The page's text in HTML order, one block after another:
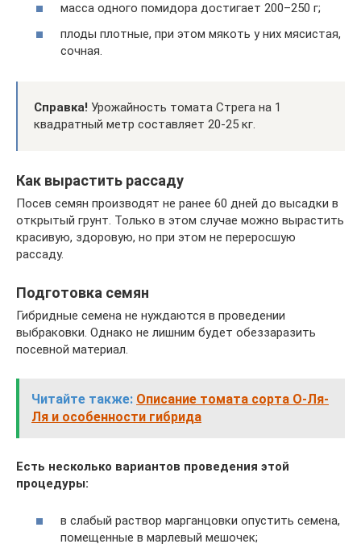
масса одного помидора достигает 200–250 г;
плоды плотные, при этом мякоть у них мясистая,
сочная.
Справка! Урожайность томата Стрега на 1
квадратный метр составляет 20-25 кг.
Как вырастить рассаду
Посев семян производят не ранее 60 дней до высадки в
открытый грунт. Только в этом случае можно вырастить
красивую, здоровую, но при этом не переросшую
рассаду.
Подготовка семян
Гибридные семена не нуждаются в проведении
выбраковки. Однако не лишним будет обеззаразить
посевной материал.
Читайте также: Описание томата сорта О-Ля-
Ля и особенности гибрида
Есть несколько вариантов проведения этой
процедуры:
в слабый раствор марганцовки опустить семена,
помещенные в марлевый мешочек;